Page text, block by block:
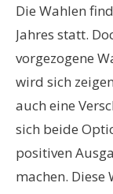
Die Wahlen
Jahres statt.
vorgezogene
wird sich
auch eine
sich beide
positiven
machen.